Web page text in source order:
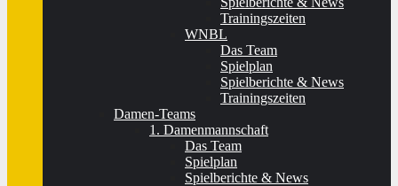
Trainingszeiten
WNBL
Das Team
Spielplan
Spielberichte & News
Trainingszeiten
Damen-Teams
1. Damenmannschaft
Das Team
Spielplan
Spielberichte & News